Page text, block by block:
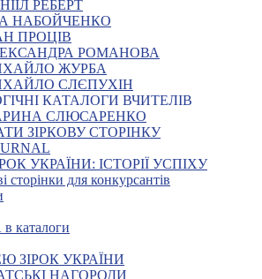
РЕБЕРТ
НАБОЙЧЕНКО
ПРОЦІВ
РОМАНОВА
ЖУРБА
СЛЄПУХІН
КАТАЛОГИ ВЧИТЕЛІВ
СЛЮСАРЕНКО
ЗІРКОВУ СТОРІНКУ
УКРАЇНИ: ІСТОРІЇ УСПІХУ
сторінки для конкурсантів
каталоги
ЗІРОК УКРАЇНИ
НАГОРОДИ